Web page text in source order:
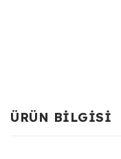
ÜRÜN BILGISI